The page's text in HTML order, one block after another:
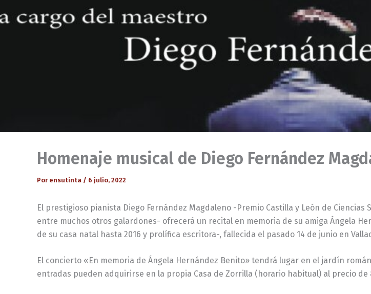
Homenaje musical de Diego Fernández
Por ensutinta / 6 julio, 2022
El prestigioso pianista Diego Fernández Magdaleno -Premio Castilla y León de
entre muchos otros galardones- ofrecerá un recital en memoria de su amiga Ángela
de su casa natal hasta 2016 y prolífica escritora-, fallecida el pasado 14 de junio en
El concierto «En memoria de Ángela Hernández Benito» tendrá lugar en el jardín
entradas pueden adquirirse en la propia Casa de Zorrilla (horario habitual) al precio de